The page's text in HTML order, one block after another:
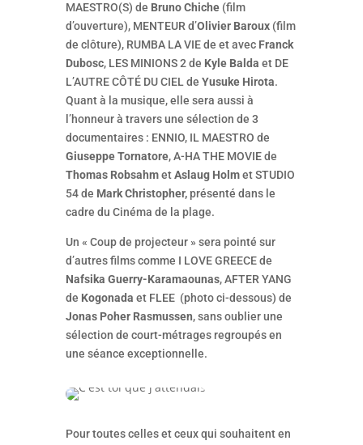
MAESTRO(S) de Bruno Chiche(film
d’ouverture), MENTEUR d’Olivier Baroux(film
de clôture), RUMBA LA VIE de et avec Franck
Dubosc, LES MINIONS 2 de Kyle Balda et DE
L’AUTRE CÔTÉ DU CIEL de Yusuke Hirota.
Quant à la musique, elle sera aussi à
l’honneur à travers une sélection de 3
documentaires : ENNIO, IL MAESTRO de
Giuseppe Tornatore, A-HA THE MOVIE de
Thomas RobsahmetAslaug Holmet STUDIO
54 de Mark Christopher,présenté dans le
cadre du Cinéma de la plage.
Un « Coup de projecteur » sera pointé sur
d’autres films comme I LOVE GREECE de
Nafsika Guerry-Karamaounas, AFTER YANG
de Kogonada et FLEE (photo ci-dessous) de
Jonas Poher Rasmussen, sans oublier une
sélection de court-métrages regroupés en
une séance exceptionnelle.
Pour toutes celles et ceux qui souhaitent en